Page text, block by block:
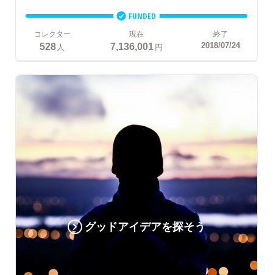
FUNDED
コレクター
528人
現在
7,136,001円
終了
2018/07/24
グッドアイデアを探そう